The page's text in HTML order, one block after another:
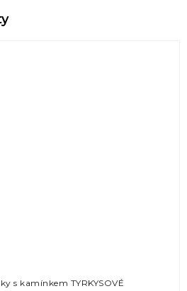
s kamínkem TYRKYSOVÉ